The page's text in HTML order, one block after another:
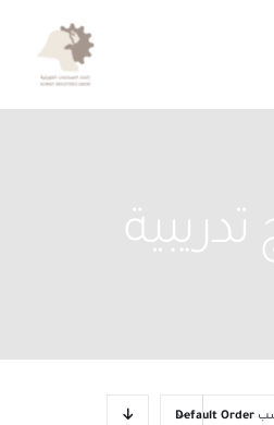
تدريبية
Default Order